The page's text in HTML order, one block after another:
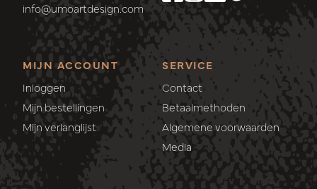
info@umoartdesign.com
MIJN ACCOUNT
Inloggen
Mijn bestellingen
Mijn verlanglijst
SERVICE
Contact
Betaalmethoden
Algemene voorwaarden
Media